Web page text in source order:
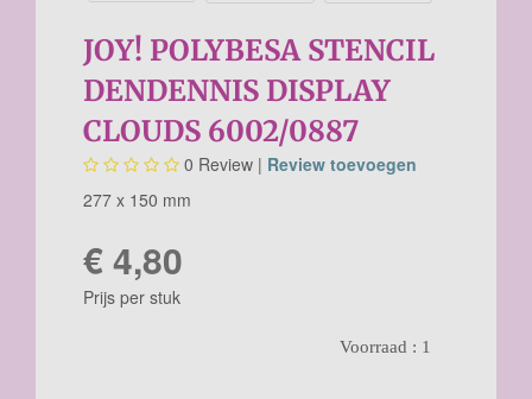
JOY! POLYBESA STENCIL
DENDENNIS DISPLAY
CLOUDS 6002/0887
0 Review | Review toevoegen
277 x 150 mm
€ 4,80
Prijs per stuk
Voorraad : 1